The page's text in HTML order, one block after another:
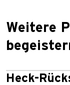
Weitere
Heck-